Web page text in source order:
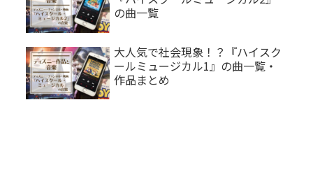
の曲一覧
大人気で社会現象！？『ハイスク
ールミュージカル1』の曲一覧・
作品まとめ